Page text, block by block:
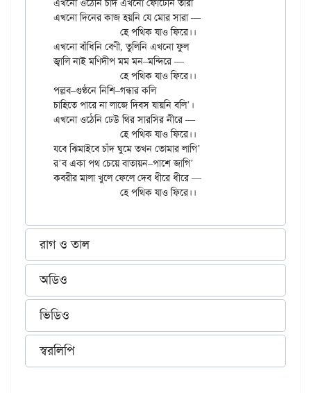
এখনো ওঠেনি চাঁদ এখনো ফোটেনি তারা
এখনো দিনের কাজ হয়নি যে মোর সারা —
এখনো বাঁধিনি বেণী, তুলিনি এখনো ফুল
জ্বালি নাই মণিদীপ মম মন–মন্দিরে —
পল্লব–গুণ্ঠনে নিশি–গন্ধার কলি
চাহিতে পারে না লাজে দিবস যায়নি বলি’।
এখনো ওঠেনি ঢেউ থির সারসির নীরে —
যবে ঝিমাইবে চাঁদ ঘুমে তখন তোমার লাগি’
র’ব একা পথ চেয়ে বাতায়ন–পাশে জাগি’
কবরীর মালা খুলে ফেলে দেব ধীরে ধীরে —
রাগ ও তাল
অডিও
ভিডিও
স্বরলিপি